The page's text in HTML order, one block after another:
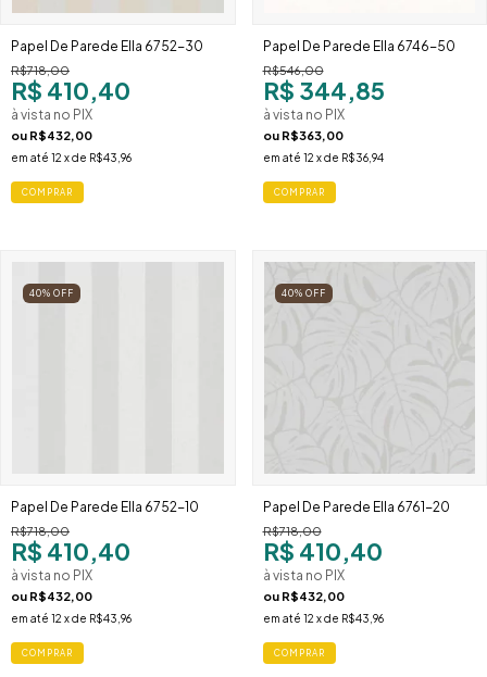
Papel De Parede Ella 6752-30
R$718,00
R$ 410,40
à vista no PIX
ou R$432,00
em até 12 x de R$43,96
Papel De Parede Ella 6746-50
R$546,00
R$ 344,85
à vista no PIX
ou R$363,00
em até 12 x de R$36,94
40% OFF
Papel De Parede Ella 6752-10
R$718,00
R$ 410,40
à vista no PIX
ou R$432,00
em até 12 x de R$43,96
40% OFF
Papel De Parede Ella 6761-20
R$718,00
R$ 410,40
à vista no PIX
ou R$432,00
em até 12 x de R$43,96